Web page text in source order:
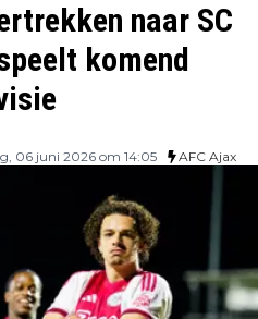
naar SC
komend
06 juni 2026 om 14:05 AFC Ajax